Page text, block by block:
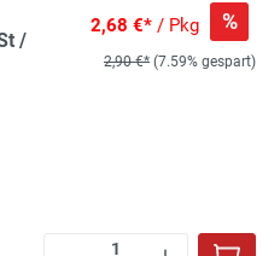
/
2,68 €* / Pkg %
2,90 €* (7.59% gespart)